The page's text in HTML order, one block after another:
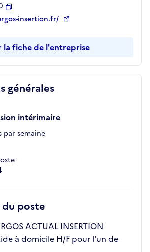
générales
intérimaire
par semaine
poste
ACTUAL INSERTION
à domicile H/F pour l'un de
Copierinsertion.fr/
la fiche de l'entreprise